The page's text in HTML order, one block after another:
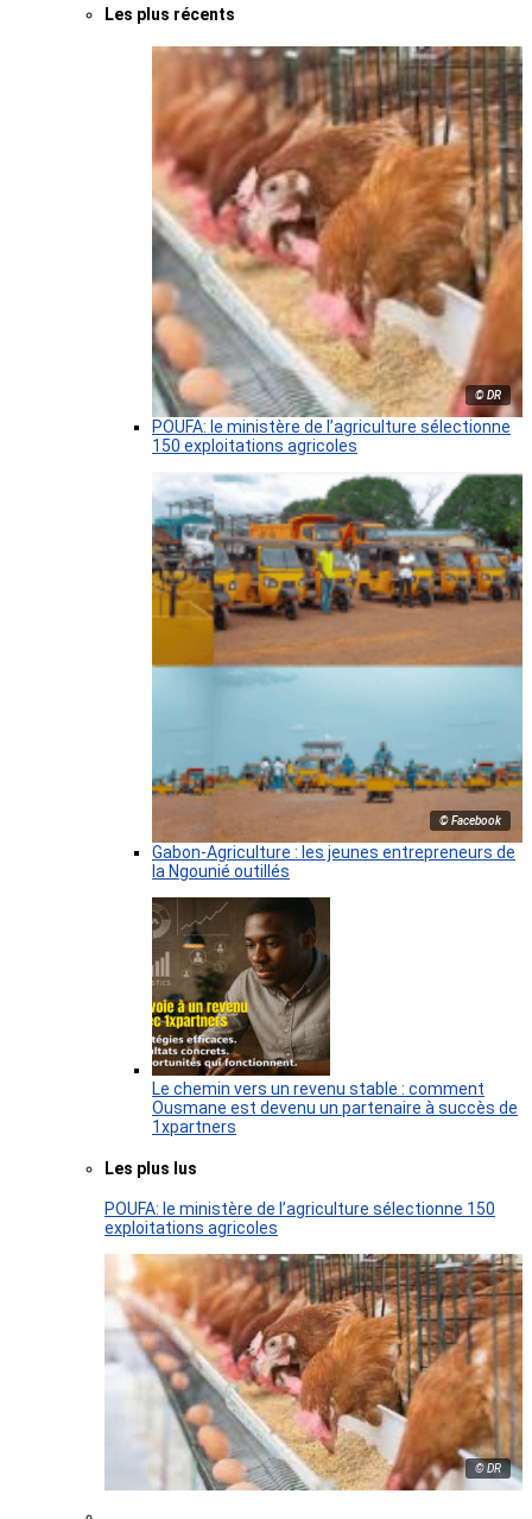
Les plus récents
© DR
POUFA: le ministère de l’agriculture sélectionne
150 exploitations agricoles
© Facebook
Gabon-Agriculture : les jeunes entrepreneurs de
la Ngounié outillés
Le chemin vers un revenu stable : comment
Ousmane est devenu un partenaire à succès de
1xpartners
Les plus lus
POUFA: le ministère de l’agriculture sélectionne 150
exploitations agricoles
© DR